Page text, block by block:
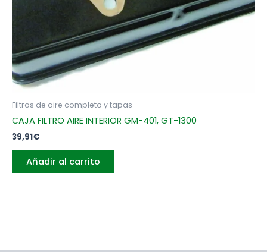
Filtros de aire completo y tapas
CAJA FILTRO AIRE INTERIOR GM-401, GT-1300
39,91€
Añadir al carrito